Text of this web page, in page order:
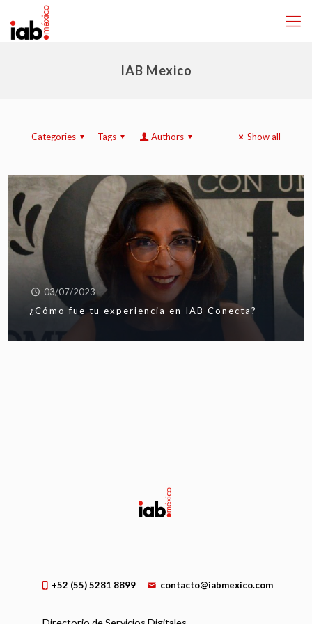
IAB Mexico
Categories Tags Authors Show all
03/07/2023
¿Cómo fue tu experiencia en IAB Conecta?
+52 (55) 5281 8899 contacto@iabmexico.com